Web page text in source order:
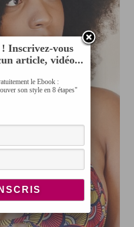
Inscrivez-vous
article, vidéo...
le Ebook :
son style en 8 étapes"